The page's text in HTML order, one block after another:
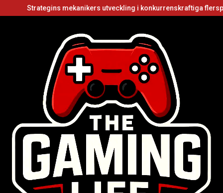
Strategins mekanikers utveckling i konkurrenskraftiga